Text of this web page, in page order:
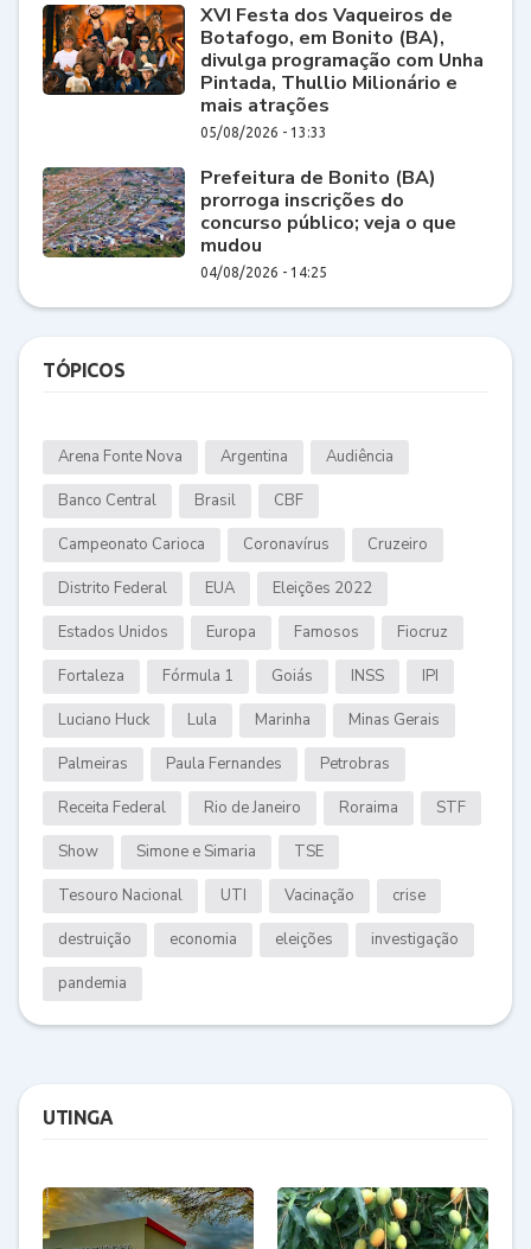
XVI Festa dos Vaqueiros de
Botafogo, em Bonito (BA),
divulga programação com Unha
Pintada, Thullio Milionário e
mais atrações
05/08/2026 - 13:33
Prefeitura de Bonito (BA)
prorroga inscrições do
concurso público; veja o que
mudou
04/08/2026 - 14:25
TÓPICOS
Arena Fonte Nova Argentina Audiência
Banco Central Brasil CBF
Campeonato Carioca Coronavírus Cruzeiro
Distrito Federal EUA Eleições 2022
Estados Unidos Europa Famosos Fiocruz
Fortaleza Fórmula 1 Goiás INSS IPI
Luciano Huck Lula Marinha Minas Gerais
Palmeiras Paula Fernandes Petrobras
Receita Federal Rio de Janeiro Roraima STF
Show Simone e Simaria TSE
Tesouro Nacional UTI Vacinação crise
destruição economia eleições investigação
pandemia
UTINGA